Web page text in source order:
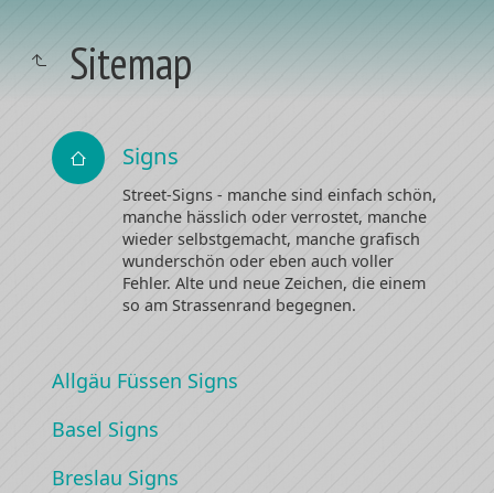
Sitemap
Signs
Street-Signs - manche sind einfach schön,
manche hässlich oder verrostet, manche
wieder selbstgemacht, manche grafisch
wunderschön oder eben auch voller
Fehler. Alte und neue Zeichen, die einem
so am Strassenrand begegnen.
Allgäu Füssen Signs
Basel Signs
Breslau Signs